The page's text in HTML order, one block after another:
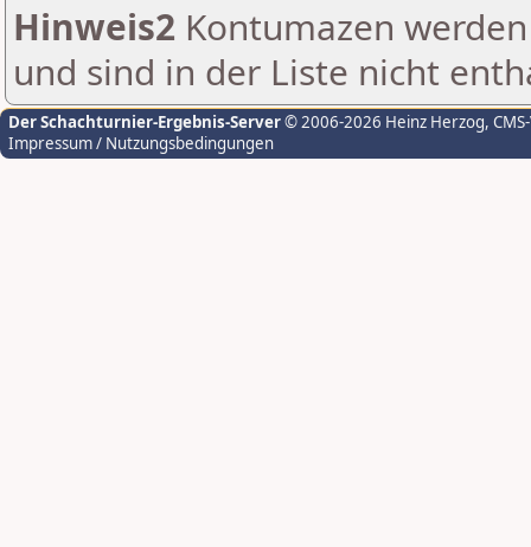
Hinweis2 Kontumazen
und sind in der Liste nicht
Der Schachturnier-Ergebnis-Server© 2006-2026 Heinz Herzog,
Impressum / Nutzungsbedingungen